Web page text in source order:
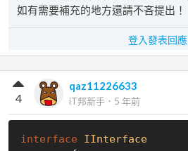
如有需要補充的地方還請不吝提出！
登入發表回應
qaz11226633
iT邦新手 ． 5 年前
4
interface
IInterface